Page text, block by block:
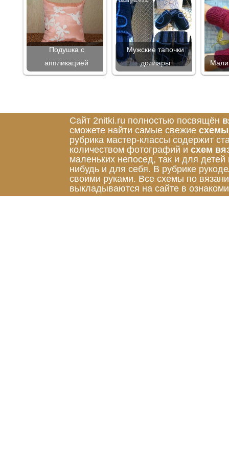
Подушка с
аппликацией
Мужские тапочки
доллары
Сайт 2nitki.ru полностью посвящён
сможете найти самые свежие схемы
рубрика мастер-классы содержит
количеством фотографий и схем
маленьких непосед, так и для
нибудь и для себя. В рубрике
своими руками. Все схемы по
выкладываются на сайте в